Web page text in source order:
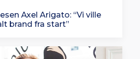
Axel Arigato: “Vi ville
brand fra start”